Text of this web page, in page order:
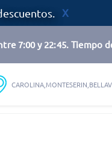
7:00 y 22:45. Tiempo